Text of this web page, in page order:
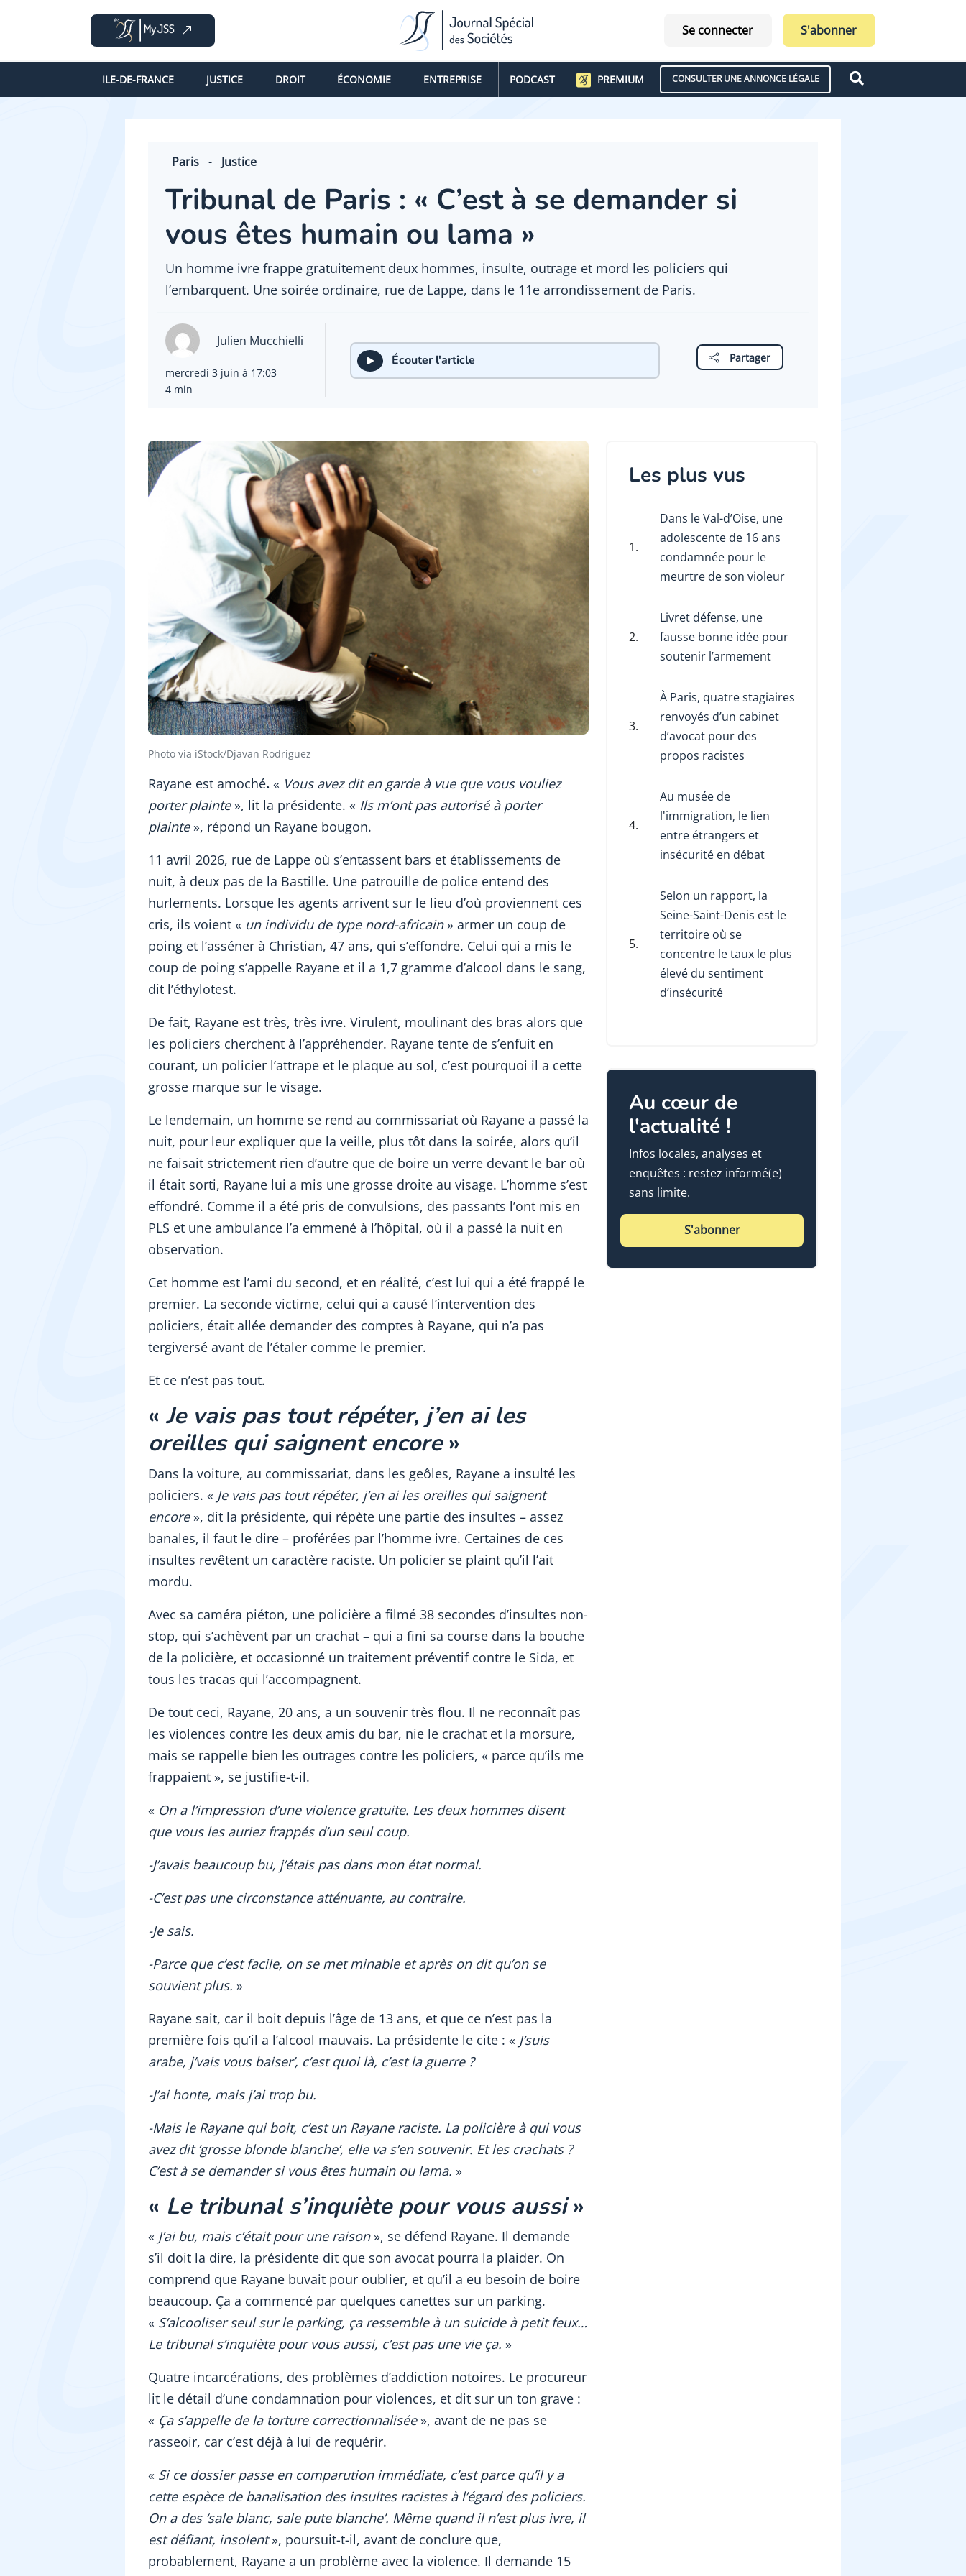
Se connecter S'abonner
ILE-DE-FRANCE JUSTICE DROIT ÉCONOMIE ENTREPRISE PODCAST PREMIUM CONSULTER UNE ANNONCE LÉGALE
Paris - Justice
Tribunal de Paris : « C’est à se demander si
vous êtes humain ou lama »
Un homme ivre frappe gratuitement deux hommes, insulte, outrage et mord les policiers qui
l’embarquent. Une soirée ordinaire, rue de Lappe, dans le 11e arrondissement de Paris.
Julien Mucchielli
mercredi 3 juin à 17:03
4 min
Écouter l'article Partager
Photo via iStock/Djavan Rodriguez
Rayane est amoché. « Vous avez dit en garde à vue que vous vouliez
porter plainte», lit la présidente. « Ils m’ont pas autorisé à porter
plainte», répond un Rayane bougon.
11 avril 2026, rue de Lappe où s’entassent bars et établissements de
nuit, à deux pas de la Bastille. Une patrouille de police entend des
hurlements. Lorsque les agents arrivent sur le lieu d’où proviennent ces
cris, ils voient « un individu de type nord-africain» armer un coup de
poing et l’asséner à Christian, 47 ans, qui s’effondre. Celui qui a mis le
coup de poing s’appelle Rayane et il a 1,7 gramme d’alcool dans le sang,
dit l’éthylotest.
De fait, Rayane est très, très ivre. Virulent, moulinant des bras alors que
les policiers cherchent à l’appréhender. Rayane tente de s’enfuit en
courant, un policier l’attrape et le plaque au sol, c’est pourquoi il a cette
grosse marque sur le visage.
Le lendemain, un homme se rend au commissariat où Rayane a passé la
nuit, pour leur expliquer que la veille, plus tôt dans la soirée, alors qu’il
ne faisait strictement rien d’autre que de boire un verre devant le bar où
il était sorti, Rayane lui a mis une grosse droite au visage. L’homme s’est
effondré. Comme il a été pris de convulsions, des passants l’ont mis en
PLS et une ambulance l’a emmené à l’hôpital, où il a passé la nuit en
observation.
Cet homme est l’ami du second, et en réalité, c’est lui qui a été frappé le
premier. La seconde victime, celui qui a causé l’intervention des
policiers, était allée demander des comptes à Rayane, qui n’a pas
tergiversé avant de l’étaler comme le premier.
Et ce n’est pas tout.
« Je vais pas tout répéter, j’en ai les
oreilles qui saignent encore»
Dans la voiture, au commissariat, dans les geôles, Rayane a insulté les
policiers. « Je vais pas tout répéter, j’en ai les oreilles qui saignent
encore», dit la présidente, qui répète une partie des insultes – assez
banales, il faut le dire – proférées par l’homme ivre. Certaines de ces
insultes revêtent un caractère raciste. Un policier se plaint qu’il l’ait
mordu.
Avec sa caméra piéton, une policière a filmé 38 secondes d’insultes non-
stop, qui s’achèvent par un crachat – qui a fini sa course dans la bouche
de la policière, et occasionné un traitement préventif contre le Sida, et
tous les tracas qui l’accompagnent.
De tout ceci, Rayane, 20 ans, a un souvenir très flou. Il ne reconnaît pas
les violences contre les deux amis du bar, nie le crachat et la morsure,
mais se rappelle bien les outrages contre les policiers, « parce qu’ils me
frappaient », se justifie-t-il.
« On a l’impression d’une violence gratuite. Les deux hommes disent
que vous les auriez frappés d’un seul coup.
-J’avais beaucoup bu, j’étais pas dans mon état normal.
-C’est pas une circonstance atténuante, au contraire.
-Je sais.
-Parce que c’est facile, on se met minable et après on dit qu’on se
souvient plus. »
Rayane sait, car il boit depuis l’âge de 13 ans, et que ce n’est pas la
première fois qu’il a l’alcool mauvais. La présidente le cite : « J’suis
arabe, j’vais vous baiser’, c’est quoi là, c’est la guerre ?
-J’ai honte, mais j’ai trop bu.
-Mais le Rayane qui boit, c’est un Rayane raciste. La policière à qui vous
avez dit ‘grosse blonde blanche’, elle va s’en souvenir. Et les crachats ?
C’est à se demander si vous êtes humain ou lama. »
« Le tribunal s’inquiète pour vous aussi»
« J’ai bu, mais c’était pour une raison», se défend Rayane. Il demande
s’il doit la dire, la présidente dit que son avocat pourra la plaider. On
comprend que Rayane buvait pour oublier, et qu’il a eu besoin de boire
beaucoup. Ça a commencé par quelques canettes sur un parking.
« S’alcooliser seul sur le parking, ça ressemble à un suicide à petit feux…
Le tribunal s’inquiète pour vous aussi, c’est pas une vie ça. »
Quatre incarcérations, des problèmes d’addiction notoires. Le procureur
lit le détail d’une condamnation pour violences, et dit sur un ton grave :
« Ça s’appelle de la torture correctionnalisée», avant de ne pas se
rasseoir, car c’est déjà à lui de requérir.
« Si ce dossier passe en comparution immédiate, c’est parce qu’il y a
cette espèce de banalisation des insultes racistes à l’égard des policiers.
On a des ‘sale blanc, sale pute blanche’. Même quand il n’est plus ivre, il
est défiant, insolent», poursuit-t-il, avant de conclure que,
probablement, Rayane a un problème avec la violence. Il demande 15
Les plus vus
1.
Dans le Val-d’Oise, une
adolescente de 16 ans
condamnée pour le
meurtre de son violeur
2.
Livret défense, une
fausse bonne idée pour
soutenir l’armement
3.
À Paris, quatre stagiaires
renvoyés d’un cabinet
d’avocat pour des
propos racistes
4.
Au musée de
l'immigration, le lien
entre étrangers et
insécurité en débat
5.
Selon un rapport, la
Seine-Saint-Denis est le
territoire où se
concentre le taux le plus
élevé du sentiment
d’insécurité
Au cœur de
l'actualité !
Infos locales, analyses et
enquêtes : restez informé(e)
sans limite.
S'abonner